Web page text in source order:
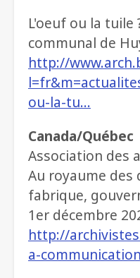
L'oeuf ou la tuile
communal de
http://
ou-la-tu…
Canada/Québec
Association des
Au royaume des
fabrique,
1er décembre
http://
a-